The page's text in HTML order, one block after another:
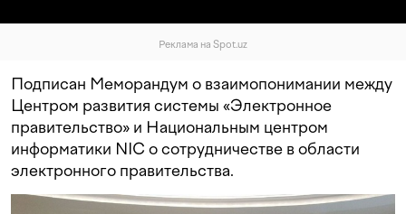
Реклама на Spot.uz
Подписан Меморандум о взаимопонимании между
Центром развития системы «Электронное
правительство» и Национальным центром
информатики NIC о сотрудничестве в области
электронного правительства.